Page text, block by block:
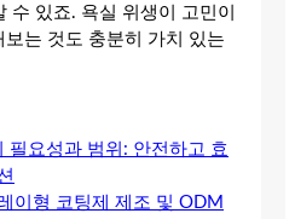
수 있죠. 욕실 위생이 고민이
는 것도 충분히 가치 있는
필요성과 범위: 안전하고 효
이형 코팅제 제조 및 ODM